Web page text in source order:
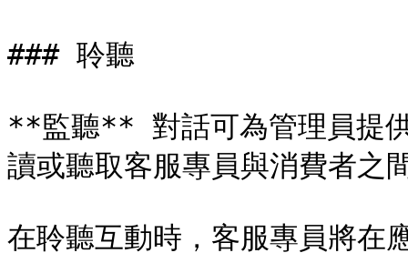
### 聆聽
**監聽** 對話可為管理員提
讀或聽取客服專員與消費者之
在聆聽互動時，客服專員將在